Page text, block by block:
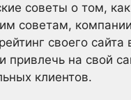
советы о том,
советам,
своего сайта
привлечь на свой
клиентов.